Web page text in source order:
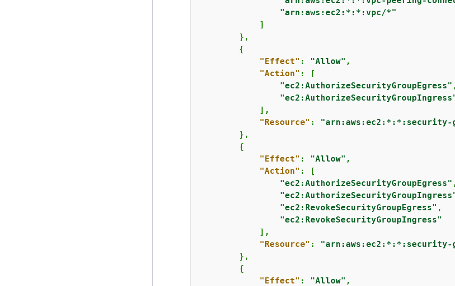
"arn:aws:ec2:*:*:vpc/*"
            ]
        },
{
"Effect" : "Allow" ,
"Action" : [
"ec2:AuthorizeSecurityGroupEgress" ,
            ],
"Resource" : "arn:aws:ec2:*:*:security-
        },
{
"Effect" : "Allow" ,
"Action" : [
"ec2:AuthorizeSecurityGroupEgress" ,
"ec2:RevokeSecurityGroupEgress" ,
"ec2:RevokeSecurityGroupIngress"
            ],
"Resource" : "arn:aws:ec2:*:*:security-
        },
{
"Effect" : "Allow" ,